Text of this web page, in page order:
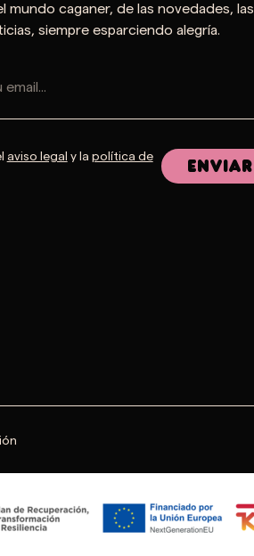
mundo caganer, de las novedades, las
siempre esparciendo alegría.
aviso legal y la política de
Enviar